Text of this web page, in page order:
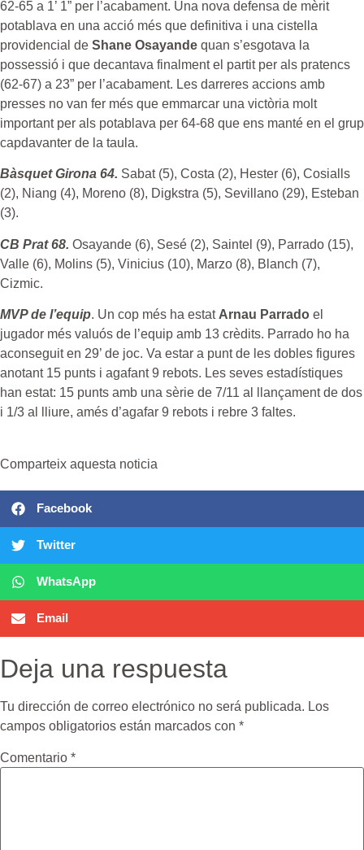
62-65 a 1’ 1” per l’acabament. Una nova defensa de mèrit
potablava en una acció més que definitiva i una cistella
providencial de Shane Osayande quan s’esgotava la
possessió i que decantava finalment el partit per als pratencs
(62-67) a 23” per l’acabament. Les darreres accions amb
presses no van fer més que emmarcar una victòria molt
important per als potablava per 64-68 que ens manté en el grup
capdavanter de la taula.
Bàsquet Girona 64. Sabat (5), Costa (2), Hester (6), Cosialls
(2), Niang (4), Moreno (8), Digkstra (5), Sevillano (29), Esteban
(3).
CB Prat 68. Osayande (6), Sesé (2), Saintel (9), Parrado (15),
Valle (6), Molins (5), Vinicius (10), Marzo (8), Blanch (7),
Cizmic.
MVP de l’equip. Un cop més ha estat Arnau Parrado el
jugador més valuós de l’equip amb 13 crèdits. Parrado ho ha
aconseguit en 29’ de joc. Va estar a punt de les dobles figures
anotant 15 punts i agafant 9 rebots. Les seves estadístiques
han estat: 15 punts amb una sèrie de 7/11 al llançament de dos
i 1/3 al lliure, amés d’agafar 9 rebots i rebre 3 faltes.
Comparteix aquesta noticia
Facebook
Twitter
WhatsApp
Email
Deja una respuesta
Tu dirección de correo electrónico no será publicada. Los
campos obligatorios están marcados con *
Comentario *